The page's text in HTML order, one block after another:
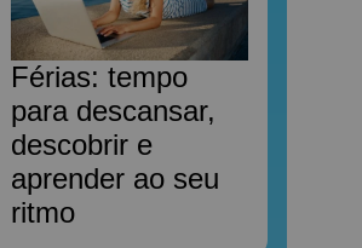
Férias: tempo
para descansar,
descobrir e
aprender ao seu
ritmo